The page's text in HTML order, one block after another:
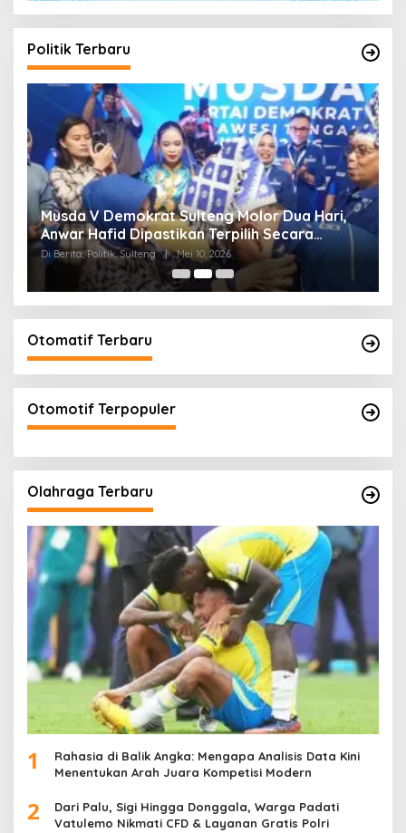
Politik Terbaru
Musda V Demokrat Sulteng Molor Dua Hari,
Anwar Hafid Dipastikan Terpilih Secara
Aklamasi
Di Berita, Politik, Sulteng | Mei 10, 2026
Otomatif Terbaru
Otomotif Terpopuler
Olahraga Terbaru
1
Rahasia di Balik Angka: Mengapa Analisis Data Kini
Menentukan Arah Juara Kompetisi Modern
2
Dari Palu, Sigi Hingga Donggala, Warga Padati
Vatulemo Nikmati CFD & Layanan Gratis Polri